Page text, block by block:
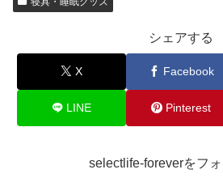
シェアする
X Facebook
LINE Pinterest
selectlife-foreverをフ